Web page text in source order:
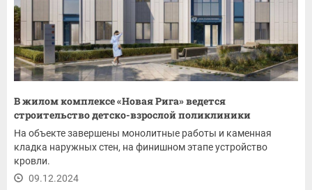
В жилом комплексе «Новая Рига» ведется
строительство детско-взрослой поликлиники
На объекте завершены монолитные работы и каменная
кладка наружных стен, на финишном этапе устройство
кровли.
09.12.2024